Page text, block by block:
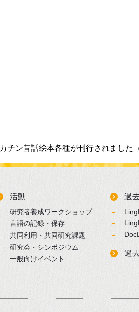
カチン昔話絵本各種が刊行されました
活動
研究者養成ワークショップ
言語の記録・保存
共同利用・共同研究課題
研究会・シンポジウム
一般向けイベント
過
過